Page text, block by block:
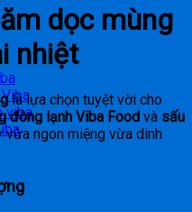
viba
dọc mùng
nhiệt
là lựa chọn tuyệt vời cho
đông lạnh Viba Food và sấu
vừa ngon miệng vừa dinh